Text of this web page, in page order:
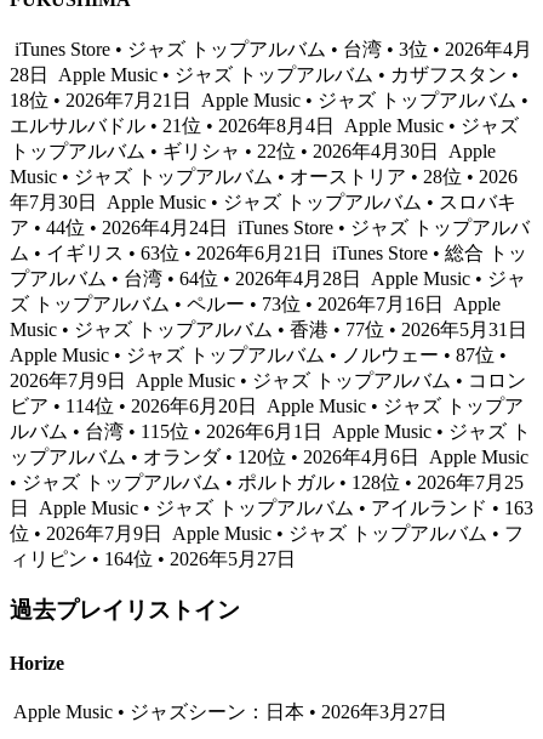
iTunes Store • ジャズ トップアルバム • 台湾 • 3位 • 2026年4月
28日
Apple Music • ジャズ トップアルバム • カザフスタン •
18位 • 2026年7月21日
Apple Music • ジャズ トップアルバム •
エルサルバドル • 21位 • 2026年8月4日
Apple Music • ジャズ
トップアルバム • ギリシャ • 22位 • 2026年4月30日
Apple
Music • ジャズ トップアルバム • オーストリア • 28位 • 2026
年7月30日
Apple Music • ジャズ トップアルバム • スロバキ
ア • 44位 • 2026年4月24日
iTunes Store • ジャズ トップアルバ
ム • イギリス • 63位 • 2026年6月21日
iTunes Store • 総合 トッ
プアルバム • 台湾 • 64位 • 2026年4月28日
Apple Music • ジャ
ズ トップアルバム • ペルー • 73位 • 2026年7月16日
Apple
Music • ジャズ トップアルバム • 香港 • 77位 • 2026年5月31日
Apple Music • ジャズ トップアルバム • ノルウェー • 87位 •
2026年7月9日
Apple Music • ジャズ トップアルバム • コロン
ビア • 114位 • 2026年6月20日
Apple Music • ジャズ トップア
ルバム • 台湾 • 115位 • 2026年6月1日
Apple Music • ジャズ ト
ップアルバム • オランダ • 120位 • 2026年4月6日
Apple Music
• ジャズ トップアルバム • ポルトガル • 128位 • 2026年7月25
日
Apple Music • ジャズ トップアルバム • アイルランド • 163
位 • 2026年7月9日
Apple Music • ジャズ トップアルバム • フ
ィリピン • 164位 • 2026年5月27日
過去プレイリストイン
Horize
Apple Music • ジャズシーン：日本 • 2026年3月27日